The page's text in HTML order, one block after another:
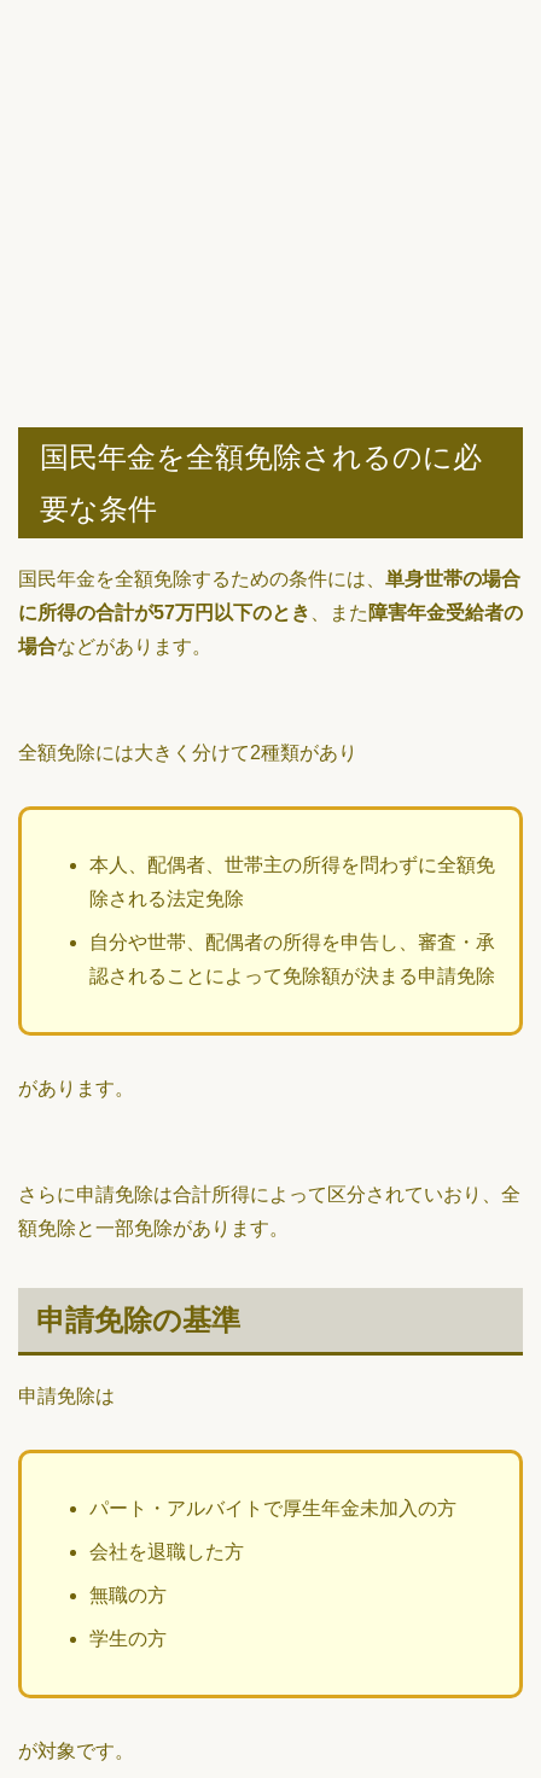
国民年金を全額免除されるのに必
要な条件
国民年金を全額免除するための条件には、 単身世帯の場合
に所得の合計が57万円以下のとき
、また 障害年金受給者の
場合などがあります。
全額免除には大きく分けて2種類があり
本人、配偶者、世帯主の所得を問わずに全額免
除される法定免除
自分や世帯、配偶者の所得を申告し、審査・承
認されることによって免除額が決まる申請免除
があります。
さらに申請免除は合計所得によって区分されていおり、全
額免除と一部免除があります。
申請免除の基準
申請免除は
パート・アルバイトで厚生年金未加入の方
会社を退職した方
無職の方
学生の方
が対象です。